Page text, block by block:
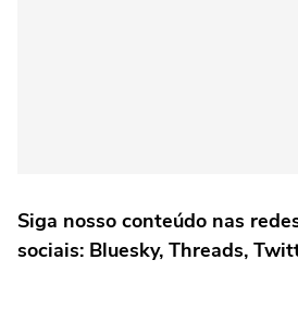
Siga nosso conteúdo nas
sociais: Bluesky, Threads,